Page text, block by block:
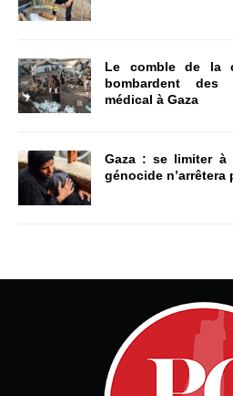
Le comble de la
bombardent des
médical à Gaza
Gaza : se limiter à
génocide n’arrêtera